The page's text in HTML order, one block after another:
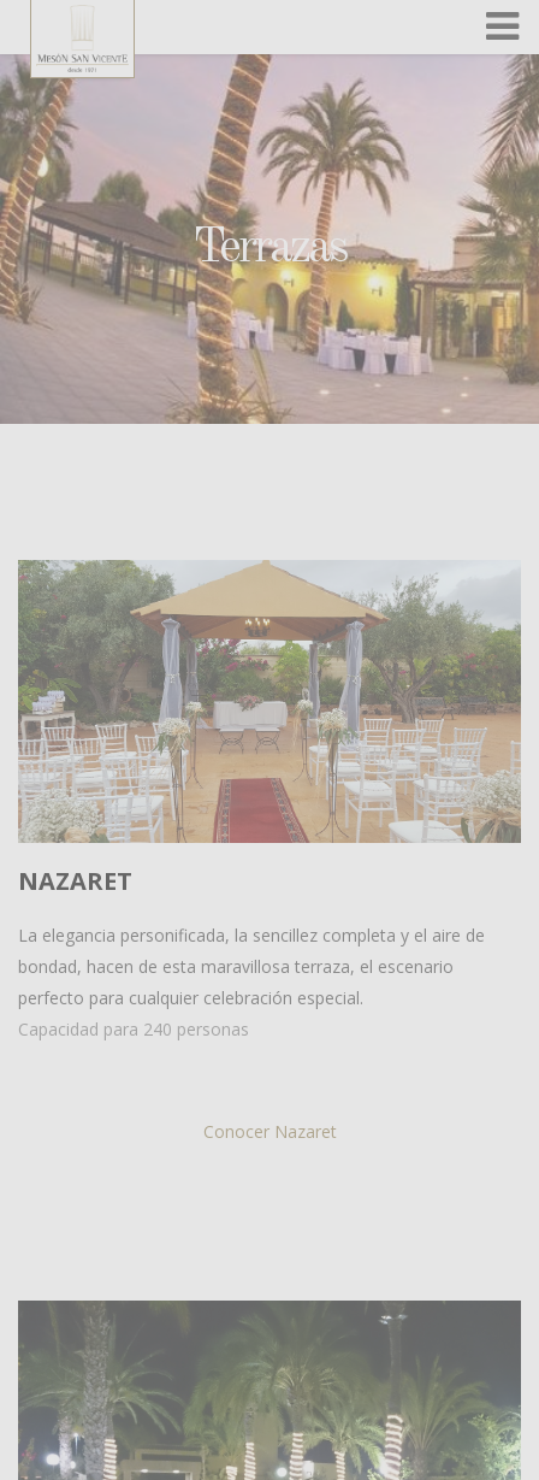
Terrazas
NAZARET
La elegancia personificada, la sencillez completa y el aire de
bondad, hacen de esta maravillosa terraza, el escenario
perfecto para cualquier celebración especial.
Capacidad para 240 personas
Conocer Nazaret